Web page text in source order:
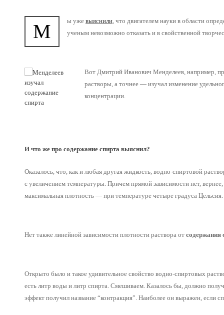
М ы уже выяснили, что двигателем науки в области
ученым невозможно отказать и в свойственной
Вот Дмитрий Иванович Менделеев, например,
растворы, а точнее — изучал изменение
концентрации.
И что же про содержание спирта выяснил?
Оказалось, что, как и любая другая жидкость, водно-спиртовой
с увеличением температуры. Причем прямой зависимости нет,
максимальная плотность — при температуре четыре градуса
Нет также линейной зависимости плотности раствора от содержания
Открыто было и такое удивительное свойство водно-спиртовых
есть литр воды и литр спирта. Смешиваем. Казалось бы, должно
эффект получил название “контракция”. Наиболее он выражен, если